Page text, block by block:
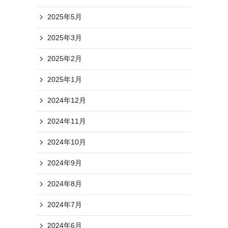
2025年5月
2025年3月
2025年2月
2025年1月
2024年12月
2024年11月
2024年10月
2024年9月
2024年8月
2024年7月
2024年6月